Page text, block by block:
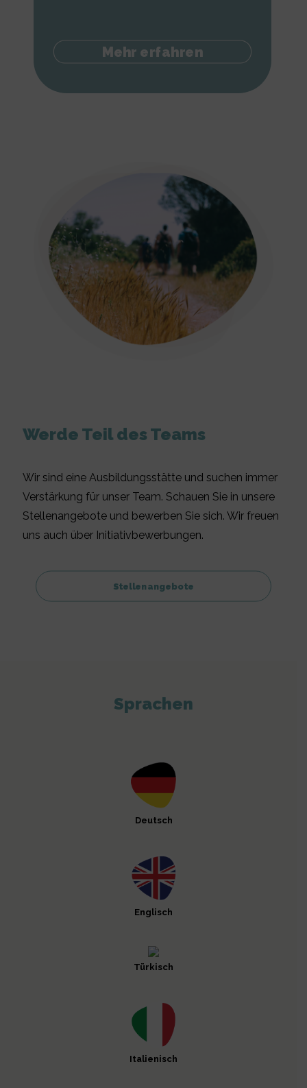
Mehr erfahren
Werde Teil des Teams
Wir sind eine Ausbildungsstätte und suchen immer
Verstärkung für unser Team. Schauen Sie in unsere
Stellenangebote und bewerben Sie sich. Wir freuen
uns auch über Initiativbewerbungen.
Stellenangebote
Sprachen
Deutsch
Englisch
Türkisch
Italienisch